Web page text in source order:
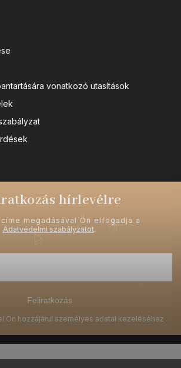
vonatkozó utasítások
hírlevélre
megadásával Ön elfogadja a
Adatvédelmi szabályzatot.
Feliratkozás